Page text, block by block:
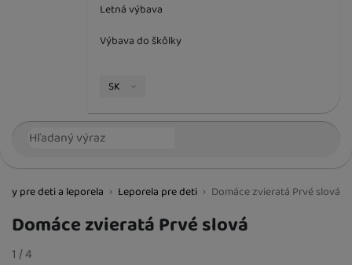
Letná výbava
Výbava do škôlky
Jazyková verzia
SK
Vyhľadávanie
pre deti a leporela Leporela pre deti Domáce zvieratá Prvé slová
Domáce zvieratá Prvé slová
Fotografie
slide
1 /z
4